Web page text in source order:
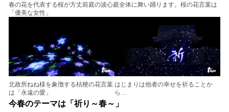
春の花を代表する桜が方丈前庭の波心庭全体に舞い踊ります。桜の花言葉は
「優美な女性」
北政所ねね様を象徴する桔梗の花言葉
は「永遠の愛」
はじまりは他者の幸せを祈ることか
ら…
今春のテーマは「祈り～春～」